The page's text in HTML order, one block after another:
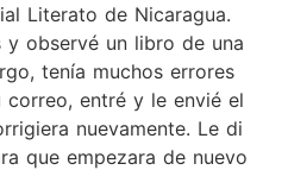
Literato de Nicaragua.
y observé un libro de una
tenía muchos errores
entré y le envié el
nuevamente. Le di
que empezara de nuevo